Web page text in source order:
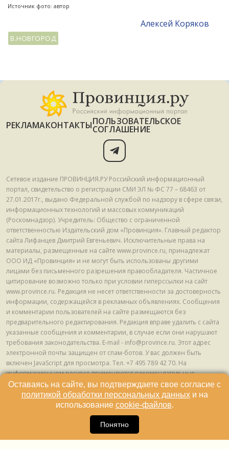
Источник фото: автор
Алексей Коряков
В.НОВГОРОД
РЕКЛАМАКОНТАКТЫПОЛЬЗОВАТЕЛЬСКОЕ
СОГЛАШЕНИЕ
Сетевое издание ПРОВИНЦИЯ.РУ Российский информационный
портал, свидетельство о регистрации СМИ ЭЛ № ФС 77 – 68463 от
27.01.2017г., выдано Федеральной службой по надзору в сфере связи,
информационных технологий и массовых коммуникаций
(Роскомнадзор). Учредитель: Общество с ограниченной
ответственностью Издательский дом «Провинция». Главный редактор
сайта Лифанцев Дмитрий Евгеньевич. Исключительные права на
материалы, размещенные на сайте www.province.ru, принадлежат
ООО ИД «Провинция» и не могут быть использованы другими
лицами без письменного разрешения правообладателя. Частичное
цитирование возможно только при условии гиперссылки на сайт
www.province.ru. Редакция не несет ответственности за достоверность
информации, содержащейся в рекламных объявлениях. Сообщения
и комментарии пользователей на сайте размещаются без
предварительного редактирования. Редакция вправе удалить с сайта
указанные сообщения и комментарии, в случае если они нарушают
требования законодательства. E-mail - info@province.ru. Этот адрес
электронной почты защищен от спам-ботов. У вас должен быть
включен JavaScript для просмотра. Tел. +7 495 789 42 70. На
информационном ресурсе применяются рекомендательные
технологии (информационные технологии предоставления
информации на основе сбора, систематизации и анализа сведений,
относящихся к предпочтениям пользователей сети "Интернет",
находящихся на территории Российской Федерации) © ООО ИД
Оставаясь на сайте, вы подтверждаете свое согласие с
политикой обработки персональных данныхи на
использование cookie-файлов.
Понятно